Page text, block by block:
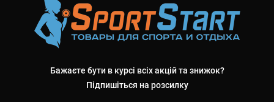
Бажаєте бути в курсі всіх акцій та знижок?
Підпишіться на розсилку